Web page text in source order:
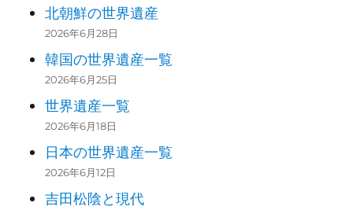
北朝鮮の世界遺産
2026年6月28日
韓国の世界遺産一覧
2026年6月25日
世界遺産一覧
2026年6月18日
日本の世界遺産一覧
2026年6月12日
吉田松陰と現代